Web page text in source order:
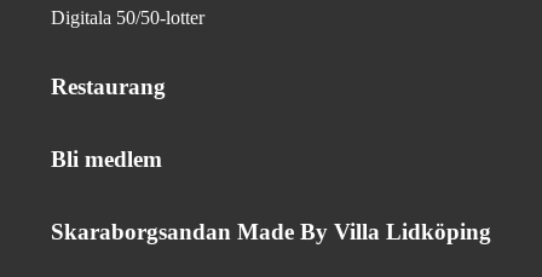
Digitala 50/50-lotter
Restaurang
Bli medlem
Skaraborgsandan Made By Villa Lidköping